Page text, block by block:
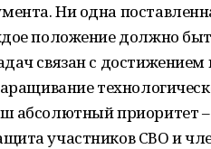
Ни одна
положение должно
связан с
абсолютный приоритет
участников СВО и